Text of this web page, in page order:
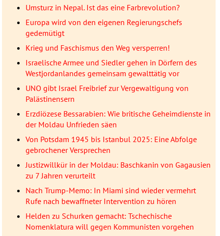
Umsturz in Nepal. Ist das eine Farbrevolution?
Europa wird von den eigenen Regierungschefs
gedemütigt
Krieg und Faschismus den Weg versperren!
Israelische Armee und Siedler gehen in Dörfern des
Westjordanlandes gemeinsam gewalttätig vor
UNO gibt Israel Freibrief zur Vergewaltigung von
Palästinensern
Erzdiözese Bessarabien: Wie britische Geheimdienste in
der Moldau Unfrieden säen
Von Potsdam 1945 bis Istanbul 2025: Eine Abfolge
gebrochener Versprechen
Justizwillkür in der Moldau: Baschkanin von Gagausien
zu 7 Jahren verurteilt
Nach Trump-Memo: In Miami sind wieder vermehrt
Rufe nach bewaffneter Intervention zu hören
Helden zu Schurken gemacht: Tschechische
Nomenklatura will gegen Kommunisten vorgehen